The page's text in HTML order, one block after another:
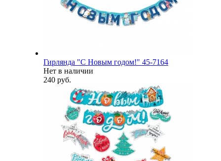
Гирлянда "С Новым годом!" 45-7164
Нет в наличии
240 руб.